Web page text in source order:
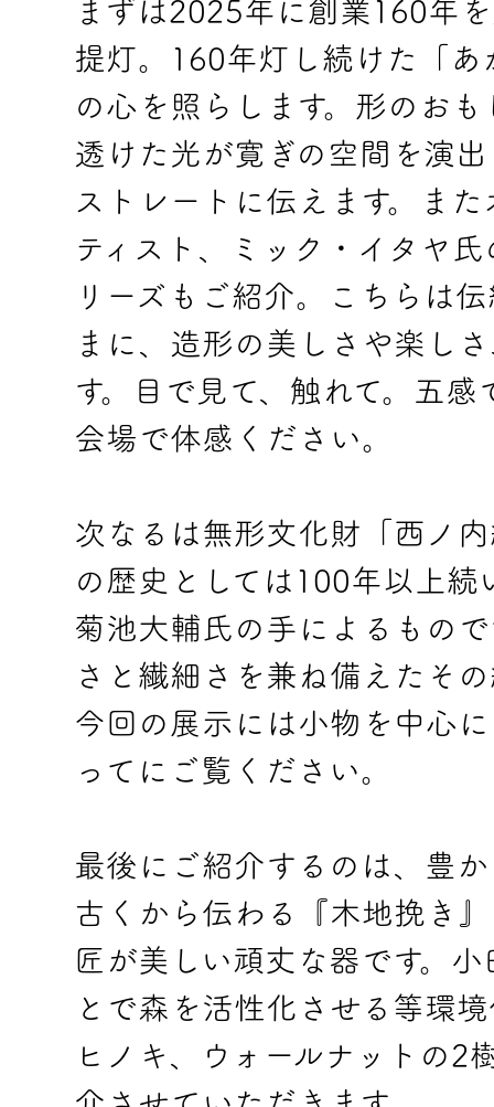
まずは2025年に創業160年
提灯。160年灯し続けた「
の心を照らします。形のお
透けた光が寛ぎの空間を演
ストレートに伝えます。ま
ティスト、ミック・イタヤ
リーズもご紹介。こちらは
まに、造形の美しさや楽し
す。目で見て、触れて。五
会場で体感ください。
次なるは無形文化財「西ノ
の歴史としては100年以上
菊池大輔氏の手によるもの
さと繊細さを兼ね備えたそ
今回の展示には小物を中心
ってにご覧ください。
最後にご紹介するのは、豊
古くから伝わる『木地挽き
匠が美しい頑丈な器です。
とで森を活性化させる等環
ヒノキ、ウォールナットの2